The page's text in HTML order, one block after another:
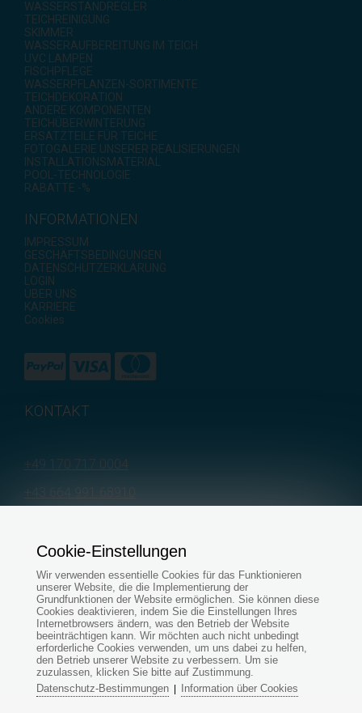
WASSERSTANDREGLER
TEICHREINIGUNG
SKIMMER
WASSERAUFBEREITUNG IM TEICH
UVC LAMPEN
FISCHPFLEGE
WASSERPFLANZEN-SORTIMENTE
TEICHDEKORATION
ANDERE KOMPONENTEN
TEICHÜBERWINTERUNG
ERSATZTEILE FÜR TEICHE
FOTOGALERIE UNSERER REALISIERUNGEN
INSTALLATIONSMATERIAL
POOL-TECHNOLOGIE
RABATTE -%
INFORMATIONEN
IMPRESSUM
GESCHÄFTSBEDINGUNGEN
DATENSCHUTZERKLÄRUNG
LOGIN
ÜBER UNS
KARRIERE
Cookies
KONTAKT
+49 170 717 0004
+43 664 991 68910
+421 905 500 955
+421 915 696 394
+421 907 545 479
servis@aquapond.sk
bestellungen@aquapond.de
Cookie-Einstellungen
Wir verwenden essentielle Cookies für das Funktionieren
unserer Website, die die Implementierung der
Grundfunktionen der Website ermöglichen. Sie können diese
Cookies deaktivieren, indem Sie die Einstellungen Ihres
Internetbrowsers ändern, was den Betrieb der Website
beeinträchtigen kann. Wir möchten auch nicht unbedingt
erforderliche Cookies verwenden, um uns dabei zu helfen,
den Betrieb unserer Website zu verbessern. Um sie
zuzulassen, klicken Sie bitte auf Zustimmung.
Datenschutz-Bestimmungen| Information über Cookies